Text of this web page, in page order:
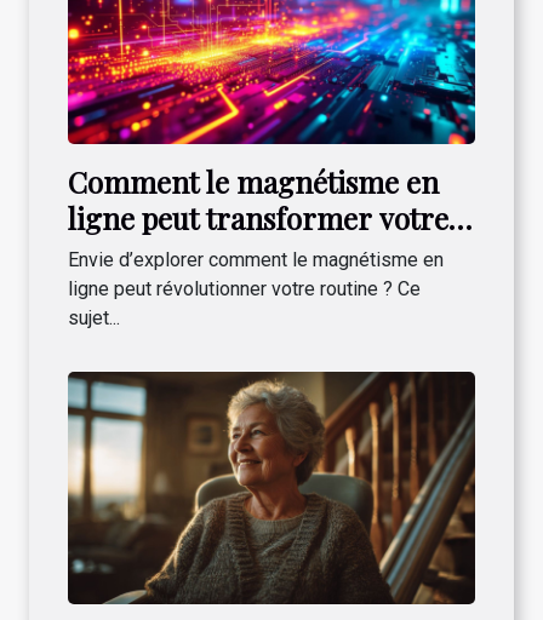
Comment le magnétisme en
ligne peut transformer votre
quotidien ?
Envie d’explorer comment le magnétisme en
ligne peut révolutionner votre routine ? Ce
sujet...